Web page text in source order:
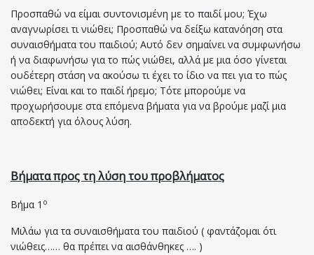
Προσπαθώ να είμαι συντονισμένη με το παιδί μου; Έχω
αναγνωρίσει τι νιώθει; Προσπαθώ να δείξω κατανόηση στα
συναισθήματα του παιδιού; Αυτό δεν σημαίνει να συμφωνήσω
ή να διαφωνήσω για το πώς νιώθει, αλλά με μια όσο γίνεται
ουδέτερη στάση να ακούσω τι έχει το ίδιο να πει για το πώς
νιώθει; Είναι και το παιδί ήρεμο; Τότε μπορούμε να
προχωρήσουμε στα επόμενα βήματα για να βρούμε μαζί μια
αποδεκτή για όλους λύση.
Βήματα προς τη λύση του προβλήματος
Βήμα 1 ο
Μιλάω για τα συναισθήματα του παιδιού ( φαντάζομαι ότι
νιώθεις…… θα πρέπει να αισθάνθηκες …. )